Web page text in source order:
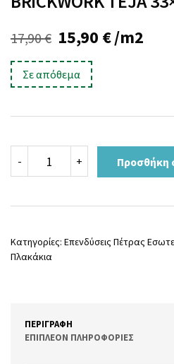
17,90€ Original
price
was:
17,90 €.
15,90 €Η
είναι:
/m2
Σε απόθεμα
-
TEJA
33x55
+ Προσθήκη
Κατηγορίες: Επενδύσεις Πέτρας
Πλακάκια
ΠΕΡΙΓΡΑΦΉ
ΕΠΙΠΛΈΟΝ ΠΛΗΡΟΦΟΡΊΕΣ